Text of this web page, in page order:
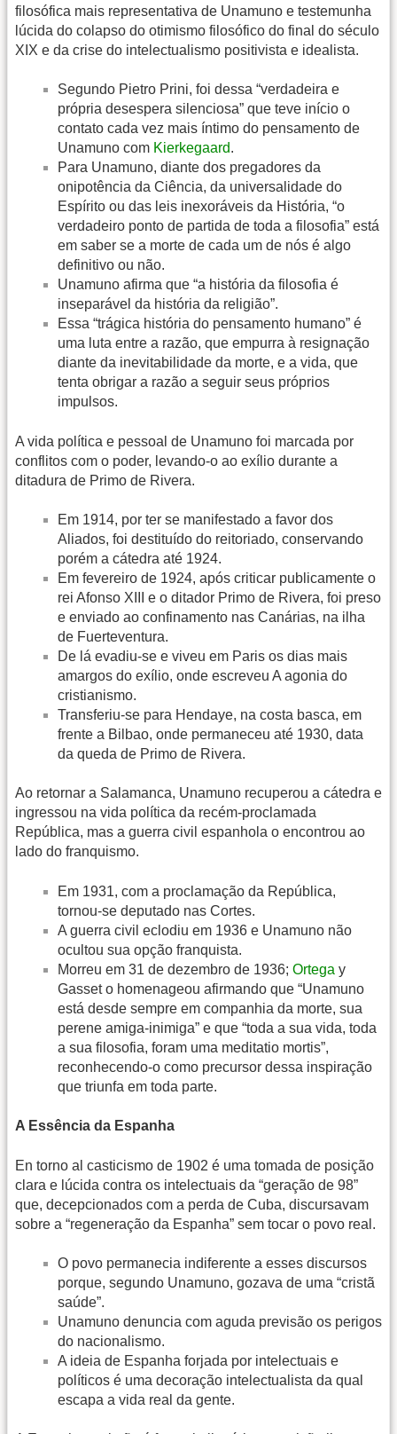
filosófica mais representativa de Unamuno e testemunha
lúcida do colapso do otimismo filosófico do final do século
XIX e da crise do intelectualismo positivista e idealista.
Segundo Pietro Prini, foi dessa “verdadeira e
própria desespera silenciosa” que teve início o
contato cada vez mais íntimo do pensamento de
Unamuno com Kierkegaard.
Para Unamuno, diante dos pregadores da
onipotência da Ciência, da universalidade do
Espírito ou das leis inexoráveis da História, “o
verdadeiro ponto de partida de toda a filosofia” está
em saber se a morte de cada um de nós é algo
definitivo ou não.
Unamuno afirma que “a história da filosofia é
inseparável da história da religião”.
Essa “trágica história do pensamento humano” é
uma luta entre a razão, que empurra à resignação
diante da inevitabilidade da morte, e a vida, que
tenta obrigar a razão a seguir seus próprios
impulsos.
A vida política e pessoal de Unamuno foi marcada por
conflitos com o poder, levando-o ao exílio durante a
ditadura de Primo de Rivera.
Em 1914, por ter se manifestado a favor dos
Aliados, foi destituído do reitoriado, conservando
porém a cátedra até 1924.
Em fevereiro de 1924, após criticar publicamente o
rei Afonso XIII e o ditador Primo de Rivera, foi preso
e enviado ao confinamento nas Canárias, na ilha
de Fuerteventura.
De lá evadiu-se e viveu em Paris os dias mais
amargos do exílio, onde escreveu A agonia do
cristianismo.
Transferiu-se para Hendaye, na costa basca, em
frente a Bilbao, onde permaneceu até 1930, data
da queda de Primo de Rivera.
Ao retornar a Salamanca, Unamuno recuperou a cátedra e
ingressou na vida política da recém-proclamada
República, mas a guerra civil espanhola o encontrou ao
lado do franquismo.
Em 1931, com a proclamação da República,
tornou-se deputado nas Cortes.
A guerra civil eclodiu em 1936 e Unamuno não
ocultou sua opção franquista.
Morreu em 31 de dezembro de 1936; Ortega y
Gasset o homenageou afirmando que “Unamuno
está desde sempre em companhia da morte, sua
perene amiga-inimiga” e que “toda a sua vida, toda
a sua filosofia, foram uma meditatio mortis”,
reconhecendo-o como precursor dessa inspiração
que triunfa em toda parte.
A Essência da Espanha
En torno al casticismo de 1902 é uma tomada de posição
clara e lúcida contra os intelectuais da “geração de 98”
que, decepcionados com a perda de Cuba, discursavam
sobre a “regeneração da Espanha” sem tocar o povo real.
O povo permanecia indiferente a esses discursos
porque, segundo Unamuno, gozava de uma “cristã
saúde”.
Unamuno denuncia com aguda previsão os perigos
do nacionalismo.
A ideia de Espanha forjada por intelectuais e
políticos é uma decoração intelectualista da qual
escapa a vida real da gente.